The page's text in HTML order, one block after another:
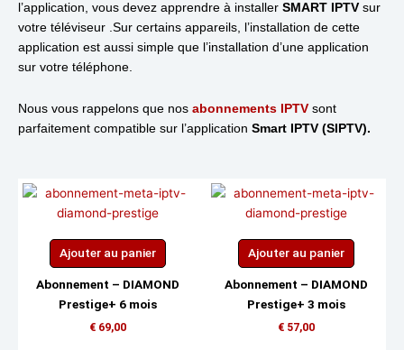
l’application, vous devez apprendre à installer SMART IPTV sur
votre téléviseur .Sur certains appareils, l’installation de cette
application est aussi simple que l’installation d’une application
sur votre téléphone.
Nous vous rappelons que nos abonnements IPTV sont
parfaitement compatible sur l’application Smart IPTV (SIPTV).
Ajouter au panier
Abonnement – DIAMOND
Prestige+ 6 mois
€ 69,00
Ajouter au panier
Abonnement – DIAMOND
Prestige+ 3 mois
€ 57,00